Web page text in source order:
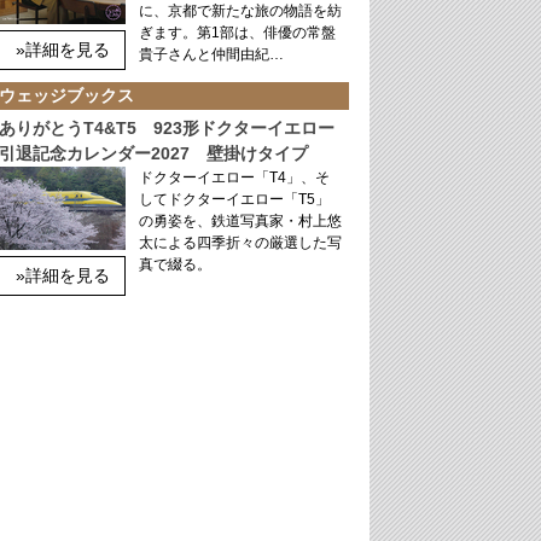
»詳細を見る
に、京都で新たな旅の物語を紡
ぎます。第1部は、俳優の常盤
貴子さんと仲間由紀…
ウェッジブックス
ありがとうT4&T5 923形ドクターイエロー
引退記念カレンダー2027 壁掛けタイプ
»詳細を見る
ドクターイエロー「T4」、そ
してドクターイエロー「T5」
の勇姿を、鉄道写真家・村上悠
太による四季折々の厳選した写
真で綴る。